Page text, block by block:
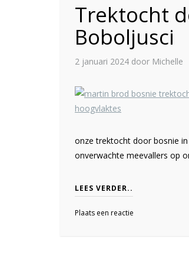
Trektocht
Boboljusci
2 januari 2024 door Michelle
onze trektocht door bosnie
onverwachte meevallers op
LEES VERDER..
Plaats een reactie